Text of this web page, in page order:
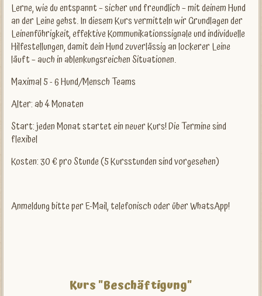
Lerne, wie du entspannt – sicher und freundlich – mit deinem Hund
an der Leine gehst. In diesem Kurs vermitteln wir Grundlagen der
Leinenführigkeit, effektive Kommunikationssignale und individuelle
Hilfestellungen, damit dein Hund zuverlässig an lockerer Leine
läuft – auch in ablenkungsreichen Situationen.
Maximal 5 - 6 Hund/Mensch Teams
Alter: ab 4 Monaten
Start: jeden Monat startet ein neuer Kurs! Die Termine sind
flexibel
Kosten: 30 € pro Stunde (5 Kursstunden sind vorgesehen)
Anmeldung bitte per E-Mail, telefonisch oder über WhatsApp!
Kurs "Beschäftigung"